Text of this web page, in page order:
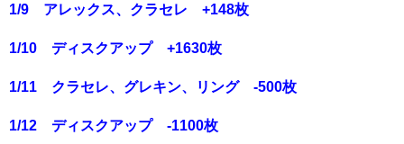
1/9 アレックス、クラセレ +148枚
1/10 ディスクアップ +1630枚
1/11 クラセレ、グレキン、リング -500枚
1/12 ディスクアップ -1100枚